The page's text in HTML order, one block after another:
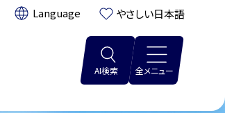
翻訳: やさしい日本語
AI検索 全メニュー